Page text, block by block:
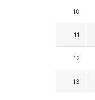
10
11
12
13